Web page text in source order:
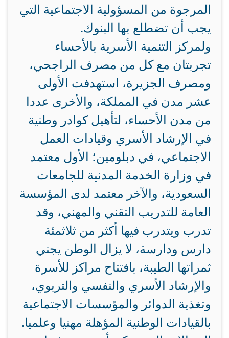
المرجوة من المسؤولية الاجتماعية التي
يجب أن تضطلع بها البنوك.
ولمركز التنمية الأسرية بالأحساء
تجربتان مع كل من مصرف الراجحي،
ومصرف الجزيرة، استهدفت الأولى
عشر مدن في المملكة، والأخرى عددا
من مدن الأحساء، لتأهيل كوادر وطنية
في الإرشاد الأسري وقيادات العمل
الاجتماعي، في دبلومين؛ الأول معتمد
في وزارة الخدمة المدنية للجامعات
السعودية، والآخر معتمد لدى المؤسسة
العامة للتدريب التقني والمهني، وقد
تدرب ويتدرب فيها أكثر من ثلاثمئة
دارس ودارسة، لا يزال الوطن يجني
ثمراتها الطيبة، بافتتاح مراكز للأسرة
والإرشاد الأسري والنفسي والتربوي،
وتغذية الدوائر والمؤسسات الاجتماعية
بالقيادات الوطنية المؤهلة مهنيا وعلميا.